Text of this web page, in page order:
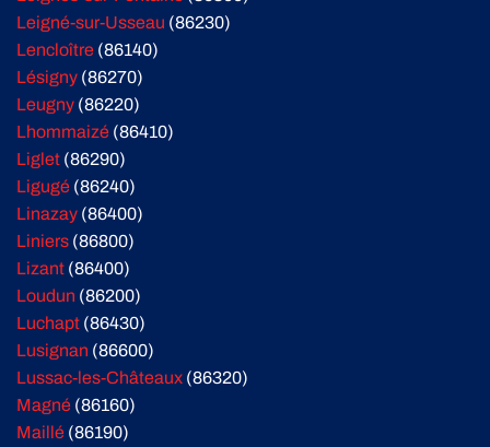
Leigné-sur-Usseau (86230)
Lencloître (86140)
Lésigny (86270)
Leugny (86220)
Lhommaizé (86410)
Liglet (86290)
Ligugé (86240)
Linazay (86400)
Liniers (86800)
Lizant (86400)
Loudun (86200)
Luchapt (86430)
Lusignan (86600)
Lussac-les-Châteaux (86320)
Magné (86160)
Maillé (86190)